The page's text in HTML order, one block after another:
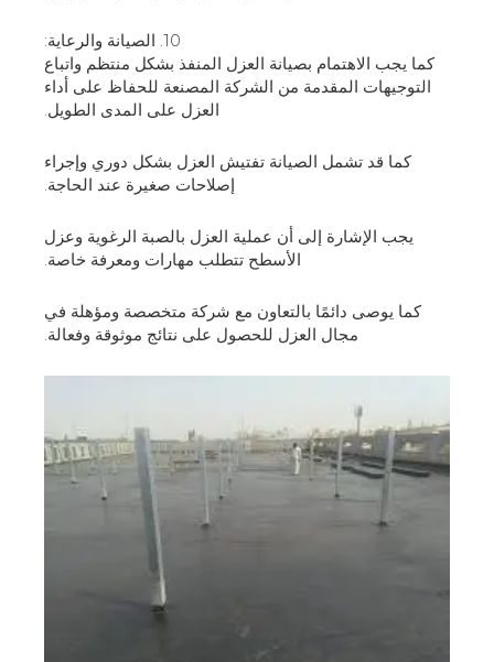
10. الصيانة والرعاية:
كما يجب الاهتمام بصيانة العزل المنفذ بشكل منتظم واتباع
التوجيهات المقدمة من الشركة المصنعة للحفاظ على أداء
العزل على المدى الطويل.
كما قد تشمل الصيانة تفتيش العزل بشكل دوري وإجراء
إصلاحات صغيرة عند الحاجة.
يجب الإشارة إلى أن عملية العزل بالصبة الرغوية وعزل
الأسطح تتطلب مهارات ومعرفة خاصة.
كما يوصى دائمًا بالتعاون مع شركة متخصصة ومؤهلة في
مجال العزل للحصول على نتائج موثوقة وفعالة.